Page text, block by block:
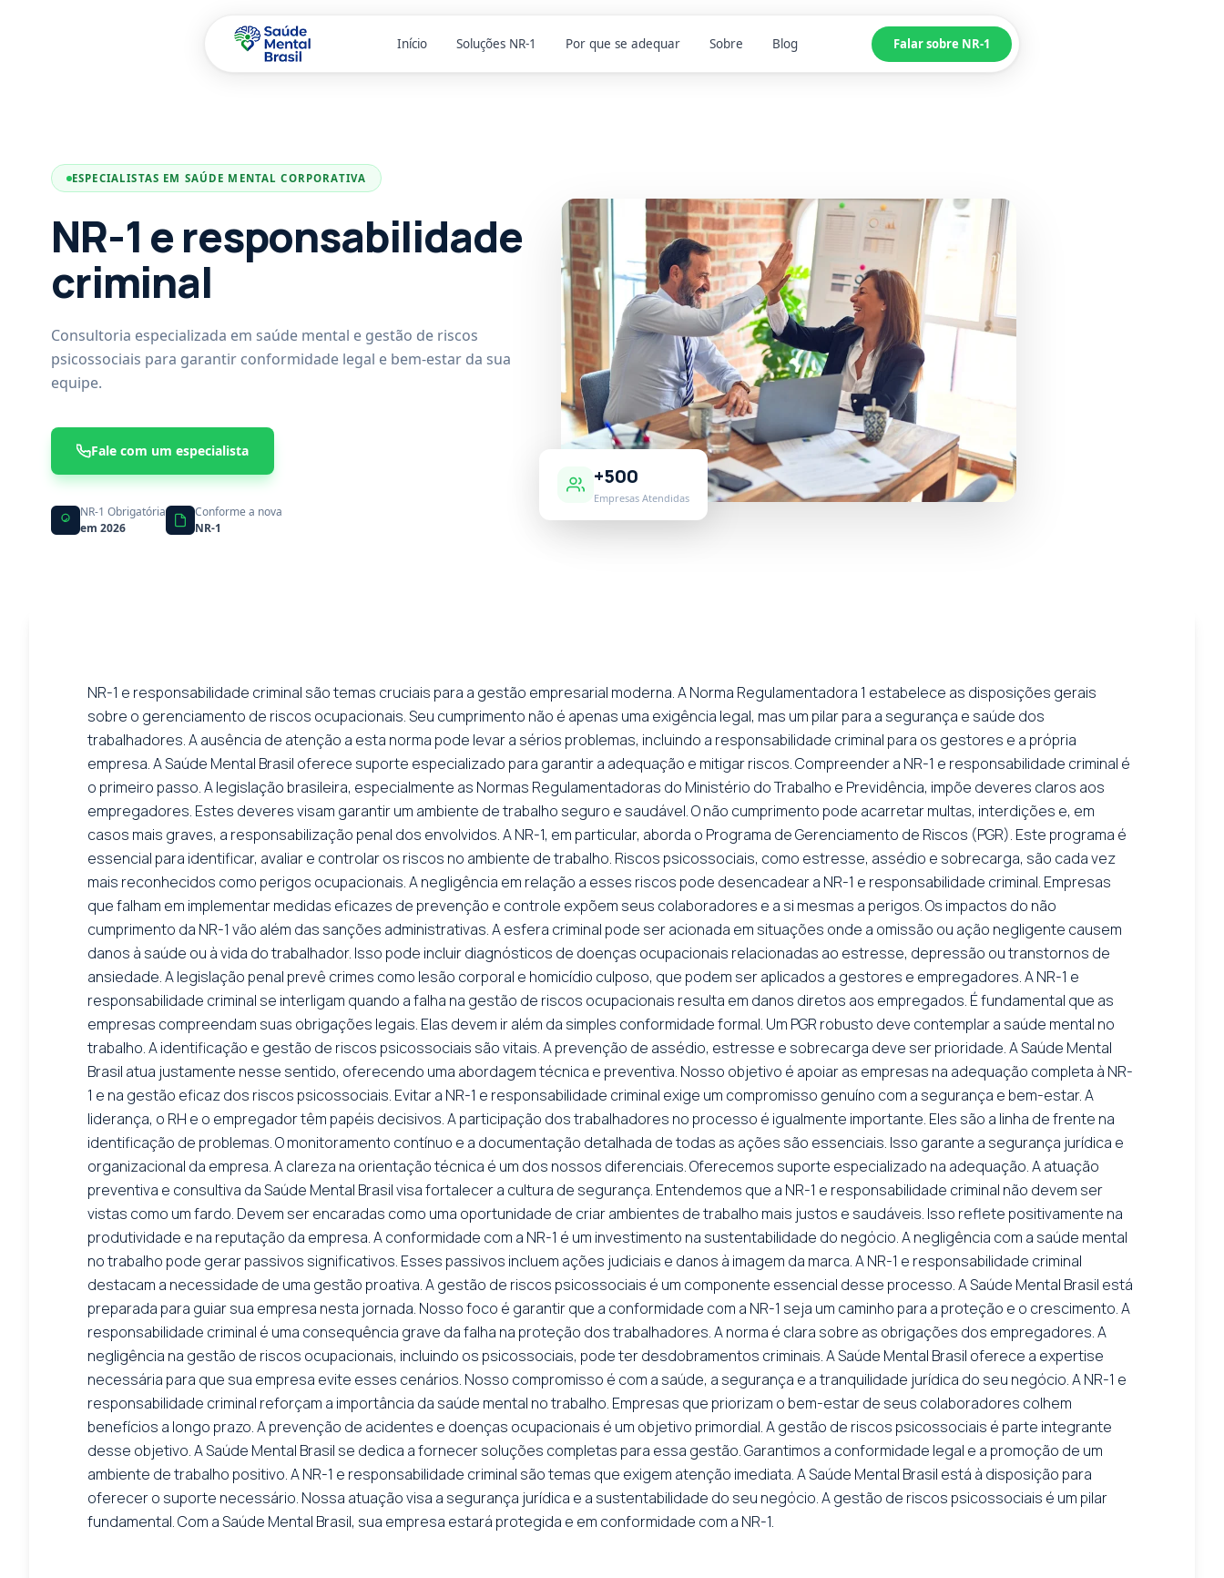
Início Soluções NR-1 Por que se adequar Sobre Blog Falar sobre NR-1
ESPECIALISTAS EM SAÚDE MENTAL CORPORATIVA
NR-1 e responsabilidade
criminal
Consultoria especializada em saúde mental e gestão de riscos
psicossociais para garantir conformidade legal e bem-estar da sua
equipe.
Fale com um especialista
NR-1 Obrigatória
em 2026
Conforme a nova
NR-1
+500
Empresas Atendidas
NR-1 e responsabilidade criminal são temas cruciais para a gestão empresarial moderna. A Norma Regulamentadora 1 estabelece as disposições gerais
sobre o gerenciamento de riscos ocupacionais. Seu cumprimento não é apenas uma exigência legal, mas um pilar para a segurança e saúde dos
trabalhadores. A ausência de atenção a esta norma pode levar a sérios problemas, incluindo a responsabilidade criminal para os gestores e a própria
empresa. A Saúde Mental Brasil oferece suporte especializado para garantir a adequação e mitigar riscos. Compreender a NR-1 e responsabilidade criminal é
o primeiro passo. A legislação brasileira, especialmente as Normas Regulamentadoras do Ministério do Trabalho e Previdência, impõe deveres claros aos
empregadores. Estes deveres visam garantir um ambiente de trabalho seguro e saudável. O não cumprimento pode acarretar multas, interdições e, em
casos mais graves, a responsabilização penal dos envolvidos. A NR-1, em particular, aborda o Programa de Gerenciamento de Riscos (PGR). Este programa é
essencial para identificar, avaliar e controlar os riscos no ambiente de trabalho. Riscos psicossociais, como estresse, assédio e sobrecarga, são cada vez
mais reconhecidos como perigos ocupacionais. A negligência em relação a esses riscos pode desencadear a NR-1 e responsabilidade criminal. Empresas
que falham em implementar medidas eficazes de prevenção e controle expõem seus colaboradores e a si mesmas a perigos. Os impactos do não
cumprimento da NR-1 vão além das sanções administrativas. A esfera criminal pode ser acionada em situações onde a omissão ou ação negligente causem
danos à saúde ou à vida do trabalhador. Isso pode incluir diagnósticos de doenças ocupacionais relacionadas ao estresse, depressão ou transtornos de
ansiedade. A legislação penal prevê crimes como lesão corporal e homicídio culposo, que podem ser aplicados a gestores e empregadores. A NR-1 e
responsabilidade criminal se interligam quando a falha na gestão de riscos ocupacionais resulta em danos diretos aos empregados. É fundamental que as
empresas compreendam suas obrigações legais. Elas devem ir além da simples conformidade formal. Um PGR robusto deve contemplar a saúde mental no
trabalho. A identificação e gestão de riscos psicossociais são vitais. A prevenção de assédio, estresse e sobrecarga deve ser prioridade. A Saúde Mental
Brasil atua justamente nesse sentido, oferecendo uma abordagem técnica e preventiva. Nosso objetivo é apoiar as empresas na adequação completa à NR-
1 e na gestão eficaz dos riscos psicossociais. Evitar a NR-1 e responsabilidade criminal exige um compromisso genuíno com a segurança e bem-estar. A
liderança, o RH e o empregador têm papéis decisivos. A participação dos trabalhadores no processo é igualmente importante. Eles são a linha de frente na
identificação de problemas. O monitoramento contínuo e a documentação detalhada de todas as ações são essenciais. Isso garante a segurança jurídica e
organizacional da empresa. A clareza na orientação técnica é um dos nossos diferenciais. Oferecemos suporte especializado na adequação. A atuação
preventiva e consultiva da Saúde Mental Brasil visa fortalecer a cultura de segurança. Entendemos que a NR-1 e responsabilidade criminal não devem ser
vistas como um fardo. Devem ser encaradas como uma oportunidade de criar ambientes de trabalho mais justos e saudáveis. Isso reflete positivamente na
produtividade e na reputação da empresa. A conformidade com a NR-1 é um investimento na sustentabilidade do negócio. A negligência com a saúde mental
no trabalho pode gerar passivos significativos. Esses passivos incluem ações judiciais e danos à imagem da marca. A NR-1 e responsabilidade criminal
destacam a necessidade de uma gestão proativa. A gestão de riscos psicossociais é um componente essencial desse processo. A Saúde Mental Brasil está
preparada para guiar sua empresa nesta jornada. Nosso foco é garantir que a conformidade com a NR-1 seja um caminho para a proteção e o crescimento. A
responsabilidade criminal é uma consequência grave da falha na proteção dos trabalhadores. A norma é clara sobre as obrigações dos empregadores. A
negligência na gestão de riscos ocupacionais, incluindo os psicossociais, pode ter desdobramentos criminais. A Saúde Mental Brasil oferece a expertise
necessária para que sua empresa evite esses cenários. Nosso compromisso é com a saúde, a segurança e a tranquilidade jurídica do seu negócio. A NR-1 e
responsabilidade criminal reforçam a importância da saúde mental no trabalho. Empresas que priorizam o bem-estar de seus colaboradores colhem
benefícios a longo prazo. A prevenção de acidentes e doenças ocupacionais é um objetivo primordial. A gestão de riscos psicossociais é parte integrante
desse objetivo. A Saúde Mental Brasil se dedica a fornecer soluções completas para essa gestão. Garantimos a conformidade legal e a promoção de um
ambiente de trabalho positivo. A NR-1 e responsabilidade criminal são temas que exigem atenção imediata. A Saúde Mental Brasil está à disposição para
oferecer o suporte necessário. Nossa atuação visa a segurança jurídica e a sustentabilidade do seu negócio. A gestão de riscos psicossociais é um pilar
fundamental. Com a Saúde Mental Brasil, sua empresa estará protegida e em conformidade com a NR-1.